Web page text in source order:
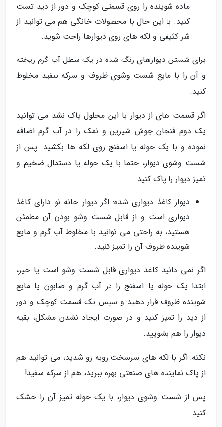
ماده شوینده را روی قسمتی کوچک و دور از دید تست
کنید. با این حال با محصولات خانگی هم می توانید از
شر کثیفی و لکه های روی دیوارها راحت شوید.
برای شستن دیوارهای رنگ شده در یک سطل آب گرم ریخته
و آن را با مایع شست وشوی ظروف و سرکه سفید مخلوط
کنید.
اگر قسمت های از دیوار با این محلول پاک نشد می توانید
یک دوم فنجان جوش شیرین و نمک را در آب گرم اضافه
نموده و با یک حوله یا اسفنج روی لکه ها بکشید. پس از
شست وشوی دیوار، حتما با یک حوله یا دستمال ضخیم و
تمیز دیوار را پاک کنید.
دیوار کاغذ دیواری شده: اگر دیوار خانه نو دارای کاغذ
دیواری است و از قابل شست وشو بودن آن مطمئن
هستید، به راحتی می توانید با مخلوط آب گرم و مایع
شوینده ظروف آن را تمیز کنید.
اگر نمی دانید کاغذ دیواری قابل شست وشو است یا خیر،
ابتدا یک حوله یا اسفنج را در آب گرم و صابون یا مایع
شوینده ظروف قرار دهید و سپس یک قسمت کوچک و دور
از دید را تمیز کنید و در صورت ایجاد نشدن مشکل، بقیه
دیوار را هم بشویید.
نکته: اگر با لکه های سرسخت روبه رو شدید، می توانید هم
از پاک نماینده های صنعتی بهره ببرید، هم از سرکه سفید!
پس از شست وشوی دیوار، با یک حوله تمیز آن را خشک
کنید.